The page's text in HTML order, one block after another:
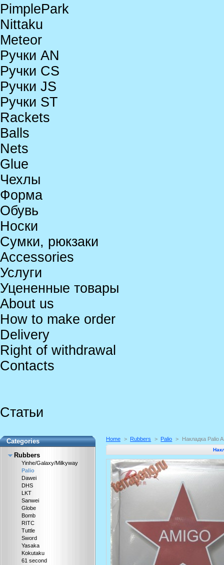
PimplePark
Nittaku
Meteor
Ручки AN
Ручки CS
Ручки JS
Ручки ST
Rackets
Balls
Nets
Glue
Чехлы
Форма
Обувь
Носки
Сумки, рюкзаки
Accessories
Услуги
Уцененные товары
About us
How to make order
Delivery
Right of withdrawal
Contacts
Статьи
Categories
Rubbers
Yinhe/Galaxy/Milkyway
Palio
Dawei
DHS
LKT
Sanwei
Globe
Bomb
RITC
Tuttle
Sword
Yasaka
Kokutaku
61 second
Home > Rubbers > Palio > Накладка Palio